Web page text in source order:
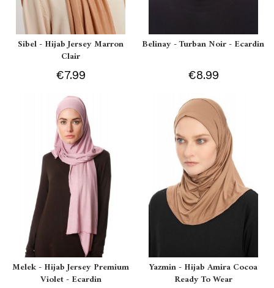
Sibel - Hijab Jersey Marron
Clair
€7.99
Belinay - Turban Noir - Ecardin
€8.99
Melek - Hijab Jersey Premium
Violet - Ecardin
Yazmin - Hijab Amira Cocoa
Ready To Wear